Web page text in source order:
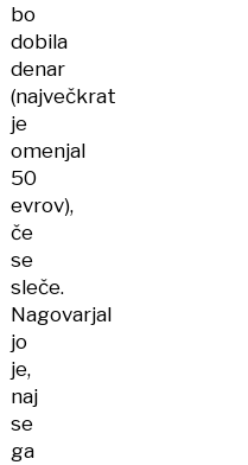
bo
dobila
denar
(največkrat
je
omenjal
50
evrov),
če
se
sleče.
Nagovarjal
jo
je,
naj
se
ga